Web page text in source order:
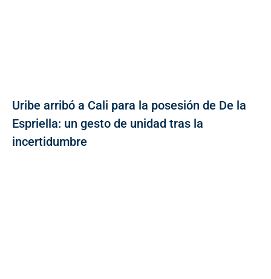
Uribe arribó a Cali para la posesión de De la
Espriella: un gesto de unidad tras la
incertidumbre